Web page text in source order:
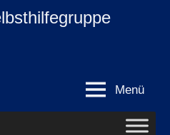
Menü